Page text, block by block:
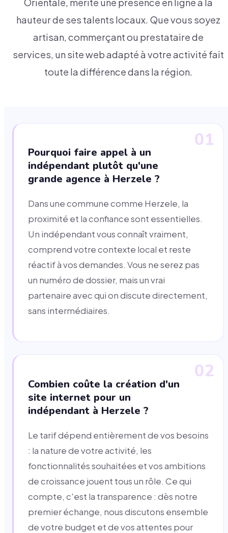
Orientale, mérite une présence en ligne à la
hauteur de ses talents locaux. Que vous soyez
artisan, commerçant ou prestataire de
services, un site web adapté à votre activité fait
toute la différence dans la région.
01
Pourquoi faire appel à un
indépendant plutôt qu'une
grande agence à Herzele ?
Dans une commune comme Herzele, la
proximité et la confiance sont essentielles.
Un indépendant vous connaît vraiment,
comprend votre contexte local et reste
réactif à vos demandes. Vous ne serez pas
un numéro de dossier, mais un vrai
partenaire avec qui on discute directement,
sans intermédiaires.
02
Combien coûte la création d'un
site internet pour un
indépendant à Herzele ?
Le tarif dépend entièrement de vos besoins
: la nature de votre activité, les
fonctionnalités souhaitées et vos ambitions
de croissance jouent tous un rôle. Ce qui
compte, c'est la transparence : dès notre
premier échange, nous discutons ensemble
de votre budget et de vos attentes pour